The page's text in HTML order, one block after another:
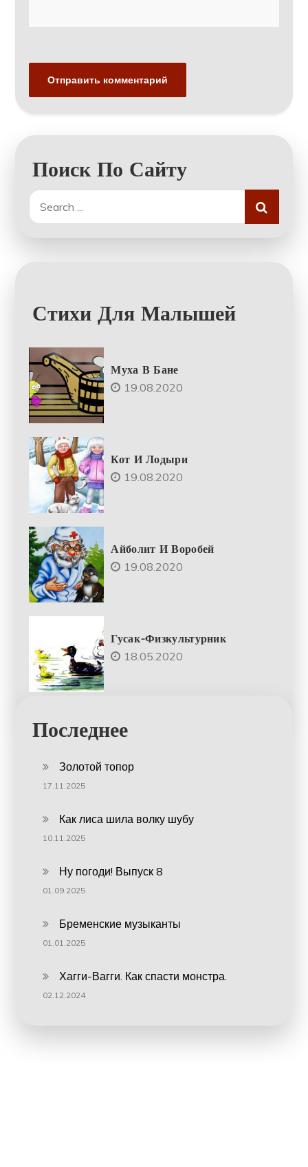
Поиск По Сайту
Search
for:
Стихи Для Малышей
Муха В Бане
19.08.2020
Кот И Лодыри
19.08.2020
Айболит И Воробей
19.08.2020
Гусак-Физкультурник
18.05.2020
Последнее
Золотой топор
17.11.2025
Как лиса шила волку шубу
10.11.2025
Ну погоди! Выпуск 8
01.09.2025
Бременские музыканты
01.01.2025
Хагги-Вагги. Как спасти монстра.
02.12.2024